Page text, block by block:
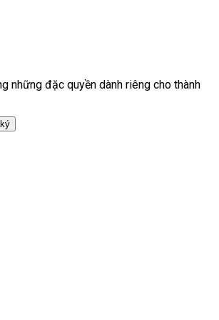
những đặc quyền dành riêng cho thành